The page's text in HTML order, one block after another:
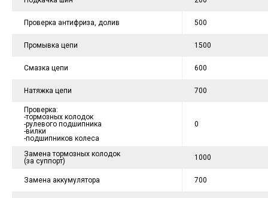
Проверка антифриза, долив 500
Промывка цепи 1500
Смазка цепи 600
Натяжка цепи 700
Проверка:
-тормозных колодок
-рулевого подшипника
-вилки
-подшипников колеса
0
Замена тормозных колодок
(за суппорт)
1000
Замена аккумулятора 700